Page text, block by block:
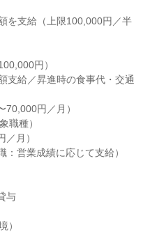
支給／昇進時の食事代・交通
70,000円／月）
職種）
月）
：営業成績に応じて支給）
与
）